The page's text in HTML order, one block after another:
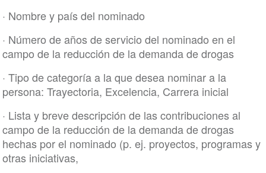
· Nombre y país del nominado
· Número de años de servicio del nominado en el
campo de la reducción de la demanda de drogas
· Tipo de categoría a la que desea nominar a la
persona: Trayectoria, Excelencia, Carrera inicial
· Lista y breve descripción de las contribuciones al
campo de la reducción de la demanda de drogas
hechas por el nominado (p. ej. proyectos, programas y
otras iniciativas,